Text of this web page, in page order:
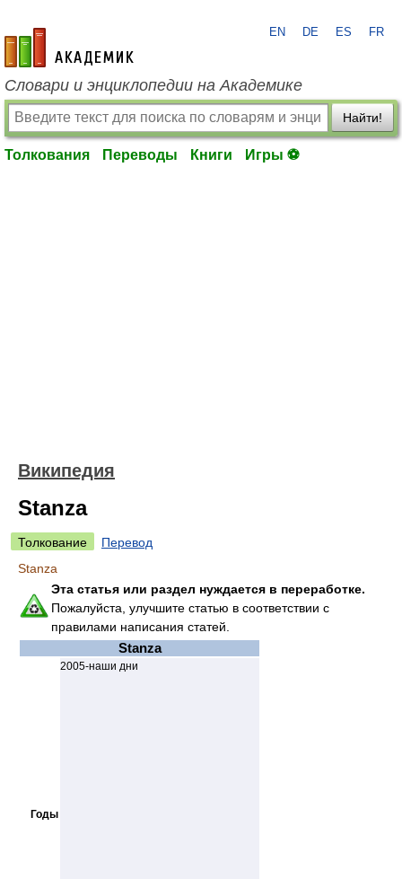
academic.ru
EN DE ES FR
Словари и энциклопедии на Академике
Найти!
Толкования Переводы Книги Игры ⚽
Википедия
Stanza
Толкование
Перевод
Stanza
Эта статья или раздел нуждается в переработке.
Пожалуйста, улучшите статью в соответствии с
правилами написания статей.
Stanza
Годы
2005-наши дни